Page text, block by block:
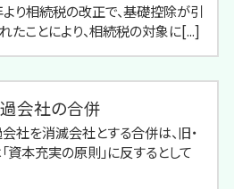
り相続税の改正で、基礎控除が引
たことにより、相続税の対象に[...]
会社の合併
社を消滅会社とする合併は、旧・
資本充実の原則」に反するとして